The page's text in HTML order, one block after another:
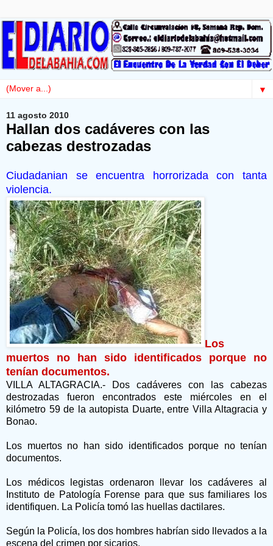
▼
11 agosto 2010
Hallan dos cadáveres con las
cabezas destrozadas
Ciudadanian se encuentra horrorizada con tanta
violencia.
Los
muertos no han sido identificados porque no
tenían documentos.
VILLA ALTAGRACIA.- Dos cadáveres con las cabezas
destrozadas fueron encontrados este miércoles en el
kilómetro 59 de la autopista Duarte, entre Villa Altagracia y
Bonao.
Los muertos no han sido identificados porque no tenían
documentos.
Los médicos legistas ordenaron llevar los cadáveres al
Instituto de Patología Forense para que sus familiares los
identifiquen. La Policía tomó las huellas dactilares.
Según la Policía, los dos hombres habrían sido llevados a la
escena del crimen por sicarios.